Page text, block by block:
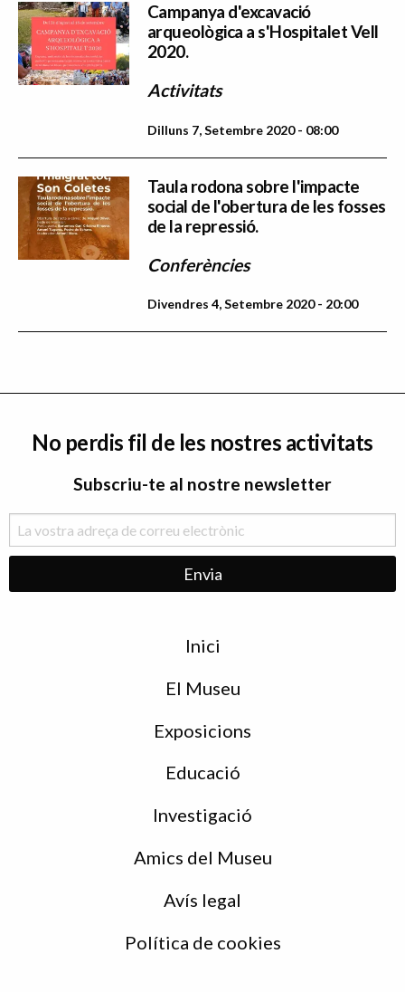
Campanya d'excavació
arqueològica a s'Hospitalet Vell
2020.
Activitats
Dilluns 7, Setembre 2020 - 08:00
Taula rodona sobre l'impacte
social de l'obertura de les fosses
de la repressió.
Conferències
Divendres 4, Setembre 2020 - 20:00
No perdis fil de les nostres activitats
Subscriu-te al nostre newsletter
Inici
El Museu
Exposicions
Educació
Investigació
Amics del Museu
Avís legal
Política de cookies